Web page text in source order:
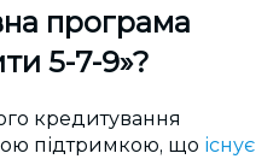
програма
5-7-9»?
кредитування
підтримкою, що існує